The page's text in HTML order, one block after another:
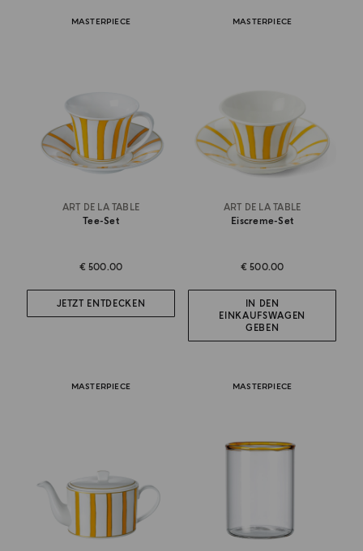
MASTERPIECE
ART DE LA TABLE
Tee-Set
€ 500.00
JETZT ENTDECKEN
MASTERPIECE
ART DE LA TABLE
Eiscreme-Set
€ 500.00
IN DEN
EINKAUFSWAGEN
GEBEN
MASTERPIECE MASTERPIECE